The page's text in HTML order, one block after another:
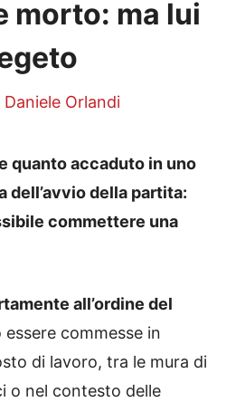
morto: ma lui
Daniele Orlandi
quanto accaduto in uno
dell’avvio della partita:
commettere una
all’ordine del
essere commesse in
di lavoro, tra le mura di
o nel contesto delle